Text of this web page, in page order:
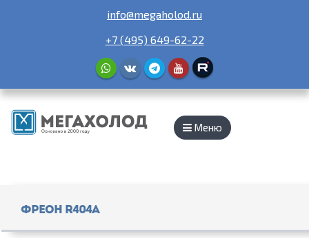
info@megaholod.ru
+7 (495) 649-62-22
Меню
Фреон R404a